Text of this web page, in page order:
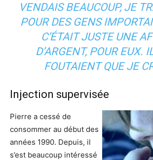
VENDAIS BEAUCOUP, JE
POUR DES GENS
C’ÉTAIT JUSTE UNE
D’ARGENT, POUR EUX.
FOUTAIENT QUE JE
Injection supervisée
Pierre a cessé de
consommer au début des
années 1990. Depuis, il
s’est beaucoup intéressé